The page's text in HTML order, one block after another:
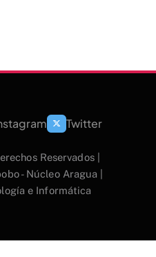
Twitter
Reservados |
- Núcleo Aragua |
e Informática